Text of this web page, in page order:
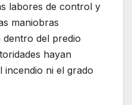
labores de control y
maniobras
del predio
hayan
incendio ni el grado